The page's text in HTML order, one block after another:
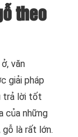
theo
văn
giải pháp
trả lời tốt
của những
gỗ là rất lớn.